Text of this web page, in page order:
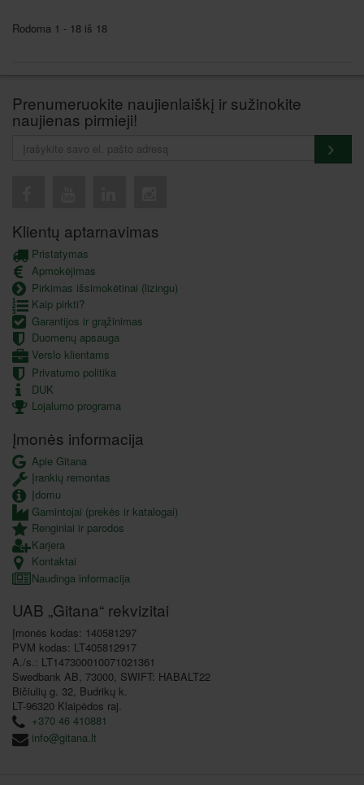
Rodoma 1 - 18 iš 18
Prenumeruokite naujienlaiškį ir sužinokite
naujienas pirmieji!
Klientų aptarnavimas
Pristatymas
Apmokėjimas
Pirkimas išsimokėtinai (lizingu)
Kaip pirkti?
Garantijos ir grąžinimas
Duomenų apsauga
Verslo klientams
Privatumo politika
DUK
Lojalumo programa
Įmonės informacija
Apie Gitana
Įrankių remontas
Įdomu
Gamintojai (prekės ir katalogai)
Renginiai ir parodos
Karjera
Kontaktai
Naudinga informacija
UAB „Gitana“ rekvizitai
Įmonės kodas: 140581297
PVM kodas: LT405812917
A./s.: LT147300010071021361
Swedbank AB, 73000, SWIFT: HABALT22
Bičiulių g. 32, Budrikų k.
LT-96320 Klaipėdos raj.
+370 46 410881
info@gitana.lt